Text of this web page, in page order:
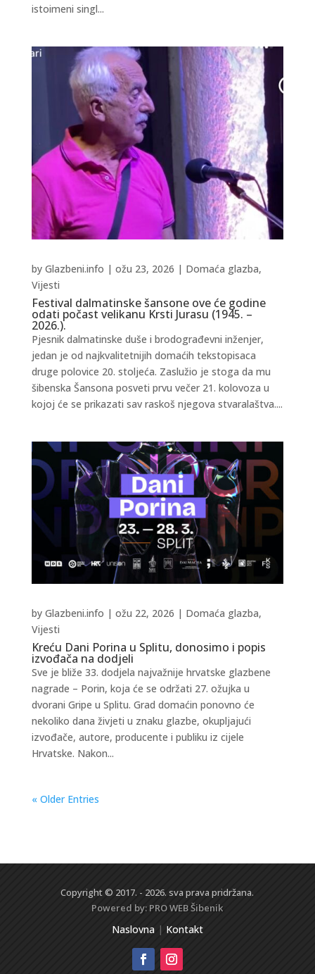
istoimeni singl...
Festival dalmatinske šansone ove će godine
odati počast velikanu Krsti Jurasu (1945. –
2026.).
by Glazbeni.info | ožu 23, 2026 | Domaća glazba,
Vijesti
Pjesnik dalmatinske duše i brodograđevni inženjer,
jedan je od najkvalitetnijih domaćih tekstopisaca
druge polovice 20. stoljeća. Zaslužio je stoga da mu
šibenska Šansona posveti prvu večer 21. kolovoza u
kojoj će se prikazati sav raskoš njegova stvaralaštva....
Kreću Dani Porina u Splitu, donosimo i popis
izvođača na dodjeli
by Glazbeni.info | ožu 22, 2026 | Domaća glazba,
Vijesti
Sve je bliže 33. dodjela najvažnije hrvatske glazbene
nagrade – Porin, koja će se održati 27. ožujka u
dvorani Gripe u Splitu. Grad domaćin ponovno će
nekoliko dana živjeti u znaku glazbe, okupljajući
izvođače, autore, producente i publiku iz cijele
Hrvatske. Nakon...
« Older Entries
Copyright © 2017. - 2026. sva prava pridržana.
Powered by: PRO WEBŠibenik
Naslovna| Kontakt